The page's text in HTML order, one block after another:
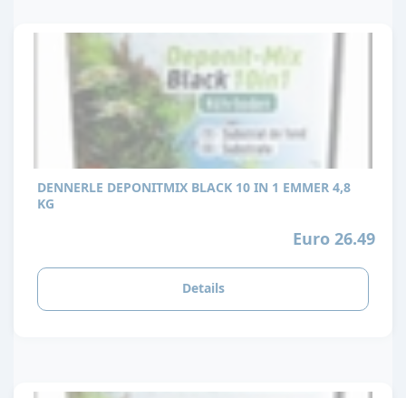
DENNERLE DEPONITMIX BLACK 10 IN 1 EMMER 4,8
KG
Euro 26.49
Details